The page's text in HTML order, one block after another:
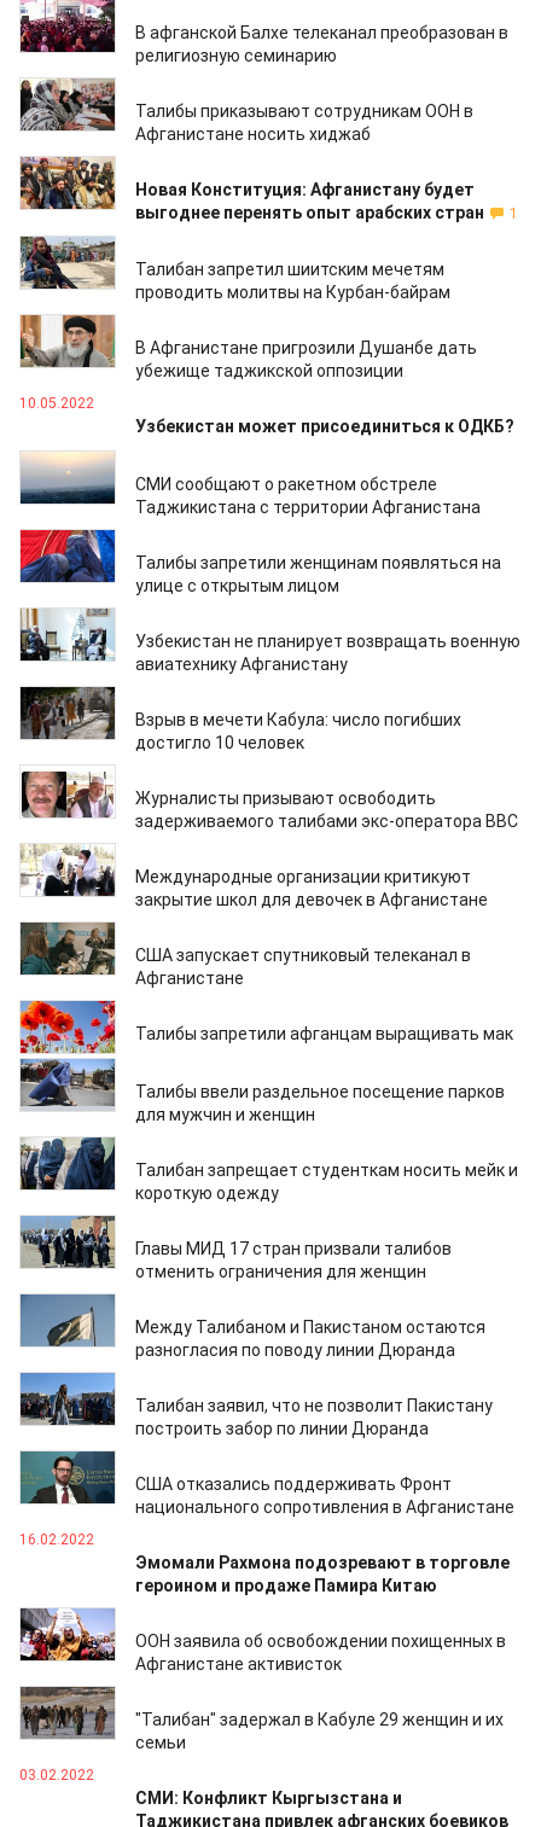
06.06.2022
В афганской Балхе телеканал преобразован в
религиозную семинарию
20.05.2022
Талибы приказывают сотрудникам ООН в
Афганистане носить хиджаб
16.05.2022
Новая Конституция: Афганистану будет
выгоднее перенять опыт арабских стран
1
11.05.2022
Талибан запретил шиитским мечетям
проводить молитвы на Курбан-байрам
11.05.2022
В Афганистане пригрозили Душанбе дать
убежище таджикской оппозиции
10.05.2022
Узбекистан может присоединиться к ОДКБ?
08.05.2022
СМИ сообщают о ракетном обстреле
Таджикистана с территории Афганистана
08.05.2022
Талибы запретили женщинам появляться на
улице с открытым лицом
03.05.2022
Узбекистан не планирует возвращать военную
авиатехнику Афганистану
03.05.2022
Взрыв в мечети Кабула: число погибших
достигло 10 человек
18.04.2022
Журналисты призывают освободить
задерживаемого талибами экс-оператора BBC
11.04.2022
Международные организации критикуют
закрытие школ для девочек в Афганистане
04.04.2022
США запускает спутниковый телеканал в
Афганистане
03.04.2022
Талибы запретили афганцам выращивать мак
27.03.2022
Талибы ввели раздельное посещение парков
для мужчин и женщин
22.03.2022
Талибан запрещает студенткам носить мейк и
короткую одежду
14.03.2022
Главы МИД 17 стран призвали талибов
отменить ограничения для женщин
03.03.2022
Между Талибаном и Пакистаном остаются
разногласия по поводу линии Дюранда
18.02.2022
Талибан заявил, что не позволит Пакистану
построить забор по линии Дюранда
17.02.2022
США отказались поддерживать Фронт
национального сопротивления в Афганистане
16.02.2022
Эмомали Рахмона подозревают в торговле
героином и продаже Памира Китаю
14.02.2022
ООН заявила об освобождении похищенных в
Афганистане активисток
13.02.2022
"Талибан" задержал в Кабуле 29 женщин и их
семьи
03.02.2022
СМИ: Конфликт Кыргызстана и
Таджикистана привлек афганских боевиков